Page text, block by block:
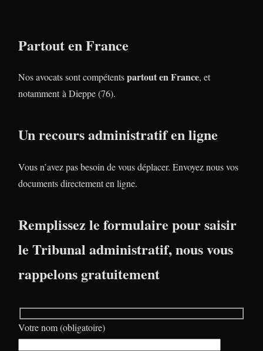
Partout en France
Nos avocats sont compétentspartout en France, et
notamment à Dieppe (76).
Un recours administratif en ligne
Vous n’avez pas besoin de vous déplacer. Envoyez nous vos
documents directement en ligne.
Remplissez le formulaire pour saisir
le Tribunal administratif, nous vous
rappelons gratuitement
Votre nom (obligatoire)